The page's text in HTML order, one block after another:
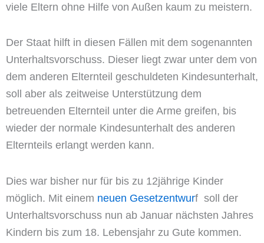
viele Eltern ohne Hilfe von Außen kaum zu meistern.
Der Staat hilft in diesen Fällen mit dem sogenannten
Unterhaltsvorschuss. Dieser liegt zwar unter dem von
dem anderen Elternteil geschuldeten Kindesunterhalt,
soll aber als zeitweise Unterstützung dem
betreuenden Elternteil unter die Arme greifen, bis
wieder der normale Kindesunterhalt des anderen
Elternteils erlangt werden kann.
Dies war bisher nur für bis zu 12jährige Kinder
möglich. Mit einem neuen Gesetzentwurf soll der
Unterhaltsvorschuss nun ab Januar nächsten Jahres
Kindern bis zum 18. Lebensjahr zu Gute kommen.